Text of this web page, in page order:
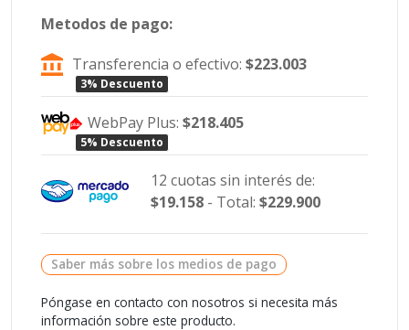
Metodos de pago:
Transferencia o efectivo:$223.003
3% Descuento
WebPay Plus:$218.405
5% Descuento
12 cuotas sin interés de:
$19.158- Total: $229.900
Saber más sobre los medios de pago
Póngase en contacto con nosotros si necesita más
información sobre este producto.